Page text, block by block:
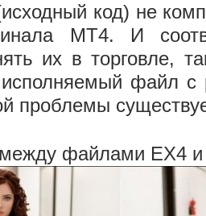
код) не
MT4. И
их в торговле,
исполняемый файл
проблемы
файлами EX4 и